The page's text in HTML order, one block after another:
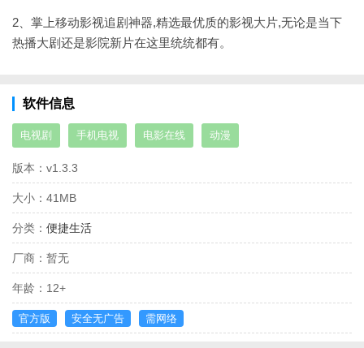
2、掌上移动影视追剧神器,精选最优质的影视大片,无论是当下
热播大剧还是影院新片在这里统统都有。
软件信息
电视剧 手机电视 电影在线 动漫
版本： v1.3.3
大小： 41MB
分类： 便捷生活
厂商： 暂无
年龄： 12+
官方版 安全无广告 需网络